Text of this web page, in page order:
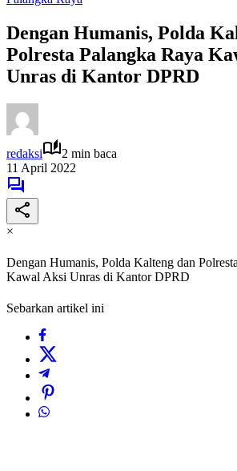
Dengan Humanis, Polda
Polresta Palangka Raya
Unras di Kantor DPRD
redaksi
2 min baca
11 April 2022
×
Dengan Humanis, Polda Kalteng dan
Kawal Aksi Unras di Kantor DPRD
Sebarkan artikel ini